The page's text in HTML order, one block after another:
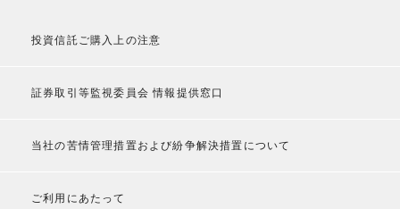
投資信託ご購入上の注意
証券取引等監視委員会 情報提供窓口
当社の苦情管理措置および紛争解決措置について
ご利用にあたって